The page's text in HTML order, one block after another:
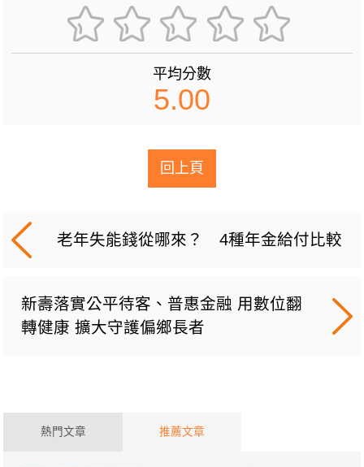
平均分數
5.00
回上頁
老年失能錢從哪來？ 4種年金給付比較
新壽落實公平待客、普惠金融 用數位翻
轉健康 擴大守護偏鄉長者
熱門文章 推薦文章